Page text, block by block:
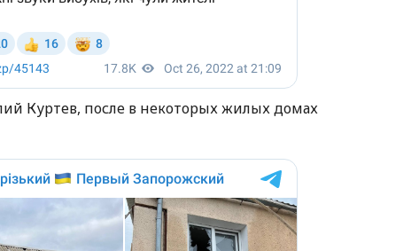
Куртев, после в некоторых жилых домах